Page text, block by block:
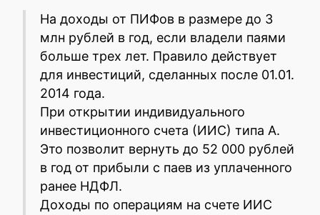
На доходы от ПИФов в размере до 3
млн рублей в год, если владели паями
больше трех лет. Правило действует
для инвестиций, сделанных после 01.01.
2014 года.
При открытии индивидуального
инвестиционного счета (ИИС) типа А.
Это позволит вернуть до 52 000 рублей
в год от прибыли с паев из уплаченного
ранее НДФЛ.
Доходы по операциям на счете ИИС